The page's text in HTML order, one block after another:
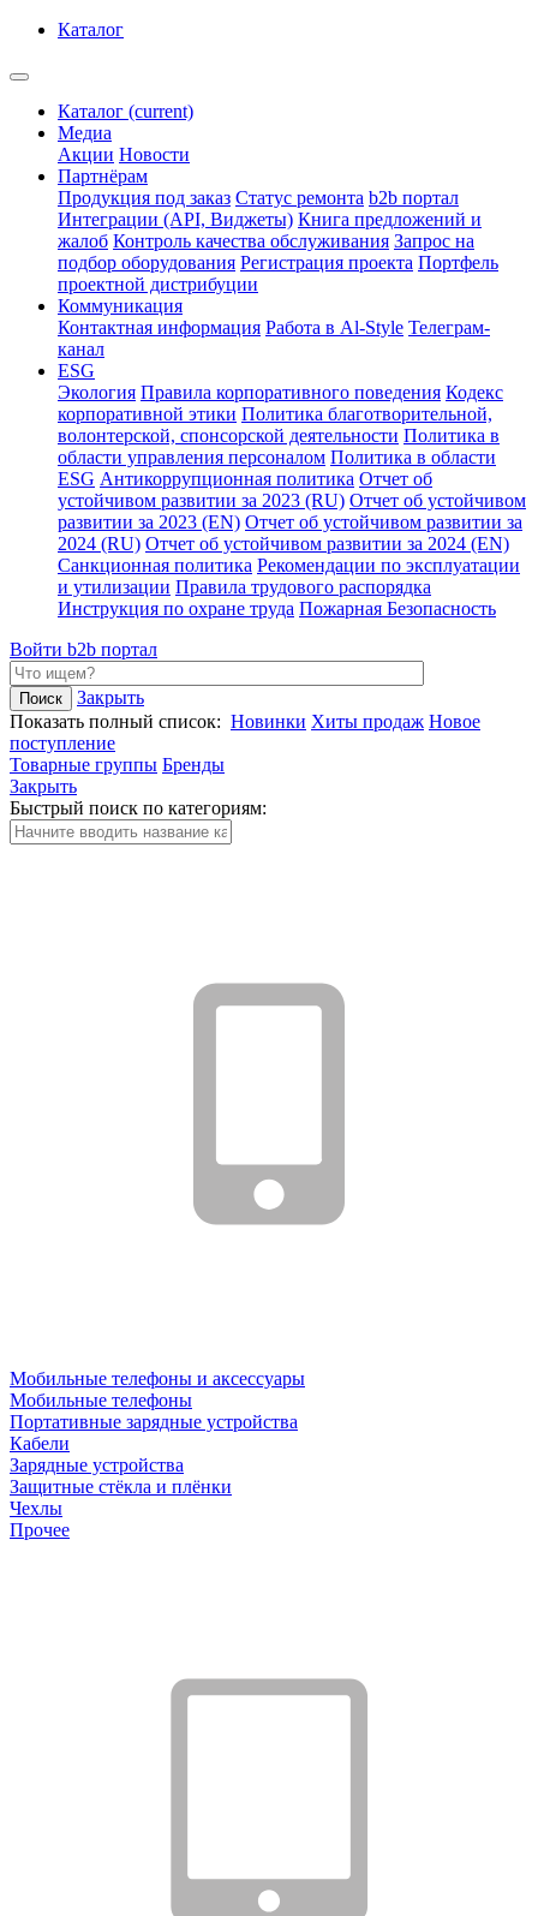
Каталог
Каталог (current)
Медиа
Акции Новости
Партнёрам
Продукция под заказ Статус ремонта b2b портал
Интеграции (API, Виджеты) Книга предложений и
жалоб Контроль качества обслуживания Запрос на
подбор оборудования Регистрация проекта Портфель
проектной дистрибуции
Коммуникация
Контактная информация Работа в Al-Style Телеграм-
канал
ESG
Экология Правила корпоративного поведения Кодекс
корпоративной этики Политика благотворительной,
волонтерской, спонсорской деятельности Политика в
области управления персоналом Политика в области
ESG Антикоррупционная политика Отчет об
устойчивом развитии за 2023 (RU) Отчет об устойчивом
развитии за 2023 (EN) Отчет об устойчивом развитии за
2024 (RU) Отчет об устойчивом развитии за 2024 (EN)
Санкционная политика Рекомендации по эксплуатации
и утилизации Правила трудового распорядка
Инструкция по охране труда Пожарная Безопасность
Войти b2b портал
Закрыть
Показать полный список: Новинки Хиты продаж Новое
поступление
Товарные группы Бренды
Закрыть
Быстрый поиск по категориям:
Мобильные телефоны и аксессуары
Мобильные телефоны
Портативные зарядные устройства
Кабели
Зарядные устройства
Защитные стёкла и плёнки
Чехлы
Прочее